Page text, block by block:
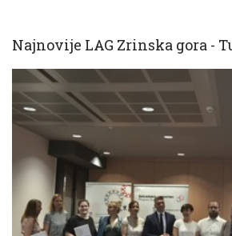
Najnovije LAG Zrinska gora -